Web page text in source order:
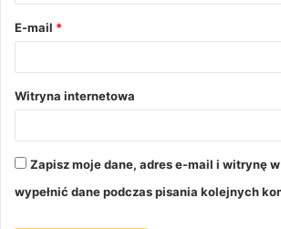
E-mail *
Witryna internetowa
Zapisz moje dane, adres e-mail i witrynę
wypełnić dane podczas pisania kolejnych